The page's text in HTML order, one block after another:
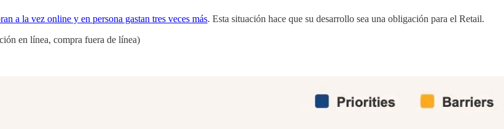
a la vez online y en persona gastan tres veces más. Esta situación hace que su desarrollo sea una obligación para el Retail.
en línea, compra fuera de línea)